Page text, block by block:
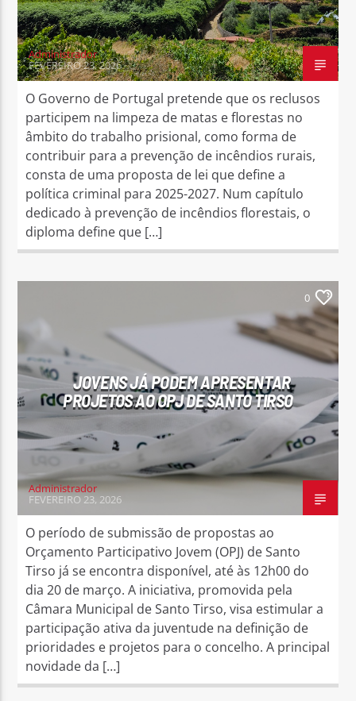
Administrador
FEVEREIRO 23, 2026
O Governo de Portugal pretende que os reclusos
participem na limpeza de matas e florestas no
âmbito do trabalho prisional, como forma de
contribuir para a prevenção de incêndios rurais,
consta de uma proposta de lei que define a
política criminal para 2025-2027. Num capítulo
dedicado à prevenção de incêndios florestais, o
diploma define que […]
0
JOVENS JÁ PODEM APRESENTAR
PROJETOS AO OPJ DE SANTO TIRSO
Administrador
FEVEREIRO 23, 2026
O período de submissão de propostas ao
Orçamento Participativo Jovem (OPJ) de Santo
Tirso já se encontra disponível, até às 12h00 do
dia 20 de março. A iniciativa, promovida pela
Câmara Municipal de Santo Tirso, visa estimular a
participação ativa da juventude na definição de
prioridades e projetos para o concelho. A principal
novidade da […]